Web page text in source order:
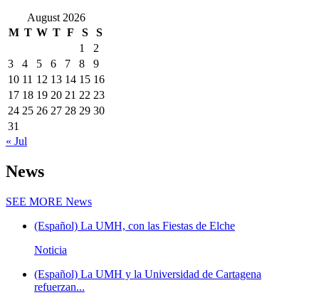
August 2026
M T W T F S
S
1
2
3
4 5 6 7 8
9
10 11 12 13 14 15 16
17 18 19 20 21 22 23
24 25 26 27 28 29 30
31
« Jul
News
SEE MORE News
(Español) La UMH, con las Fiestas de Elche
Noticia
(Español) La UMH y la Universidad de Cartagena
refuerzan...